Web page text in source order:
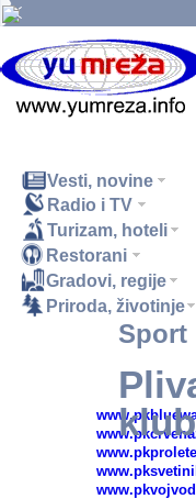
Gradovi, regije
Restorani
Turizam, hoteli
Radio i TV
Vesti, novine
Priroda, životinje
Sport
Plivanje,